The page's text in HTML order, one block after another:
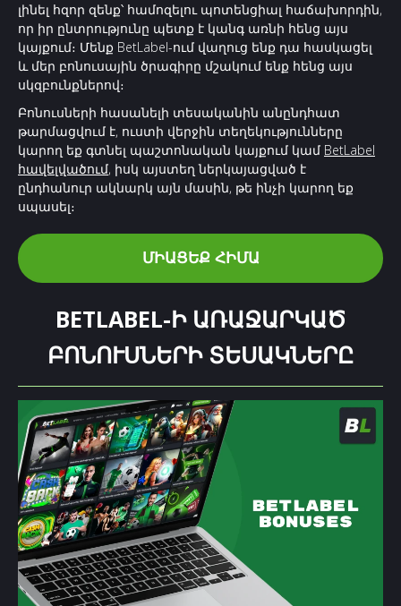
լինել հզոր զենք՝ համոզելու պոտենցիալ հաճախորդին,
որ իր ընտրությունը պետք է կանգ առնի հենց այս
կայքում։ Մենք BetLabel-ում վաղուց ենք դա հասկացել
և մեր բոնուսային ծրագիրը մշակում ենք հենց այս
սկզբունքներով։
Բոնուսների հասանելի տեսականին անընդհատ
թարմացվում է, ուստի վերջին տեղեկությունները
կարող եք գտնել պաշտոնական կայքում կամ BetLabel
հավելվածում, իսկ այստեղ ներկայացված է
ընդհանուր ակնարկ այն մասին, թե ինչի կարող եք
սպասել։
ՄԻԱՑԵՔ ՀԻՄԱ
BETLABEL-Ի ԱՌԱՋԱՐԿԱԾ
ԲՈՆՈՒՍՆԵՐԻ ՏԵՍԱԿՆԵՐԸ